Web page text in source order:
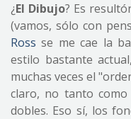
¿El Dibujo? Es
(vamos, sólo con
Ross se me cae la
estilo bastante
muchas veces el
claro, no tanto como
dobles. Eso sí, los